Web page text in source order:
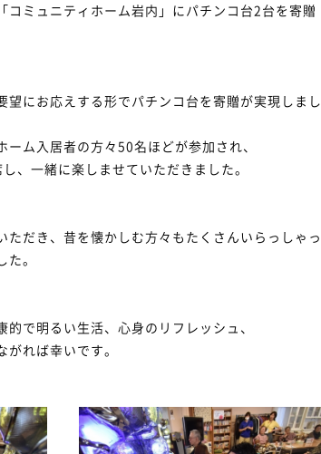
コミュニティホーム岩内」にパチンコ台2台を寄贈
望にお応えする形でパチンコ台を寄贈が実現しまし
ム入居者の方々50名ほどが参加され、
、一緒に楽しませていただきました。
ただき、昔を懐かしむ方々もたくさんいらっしゃっ
。
で明るい生活、心身のリフレッシュ、
れば幸いです。